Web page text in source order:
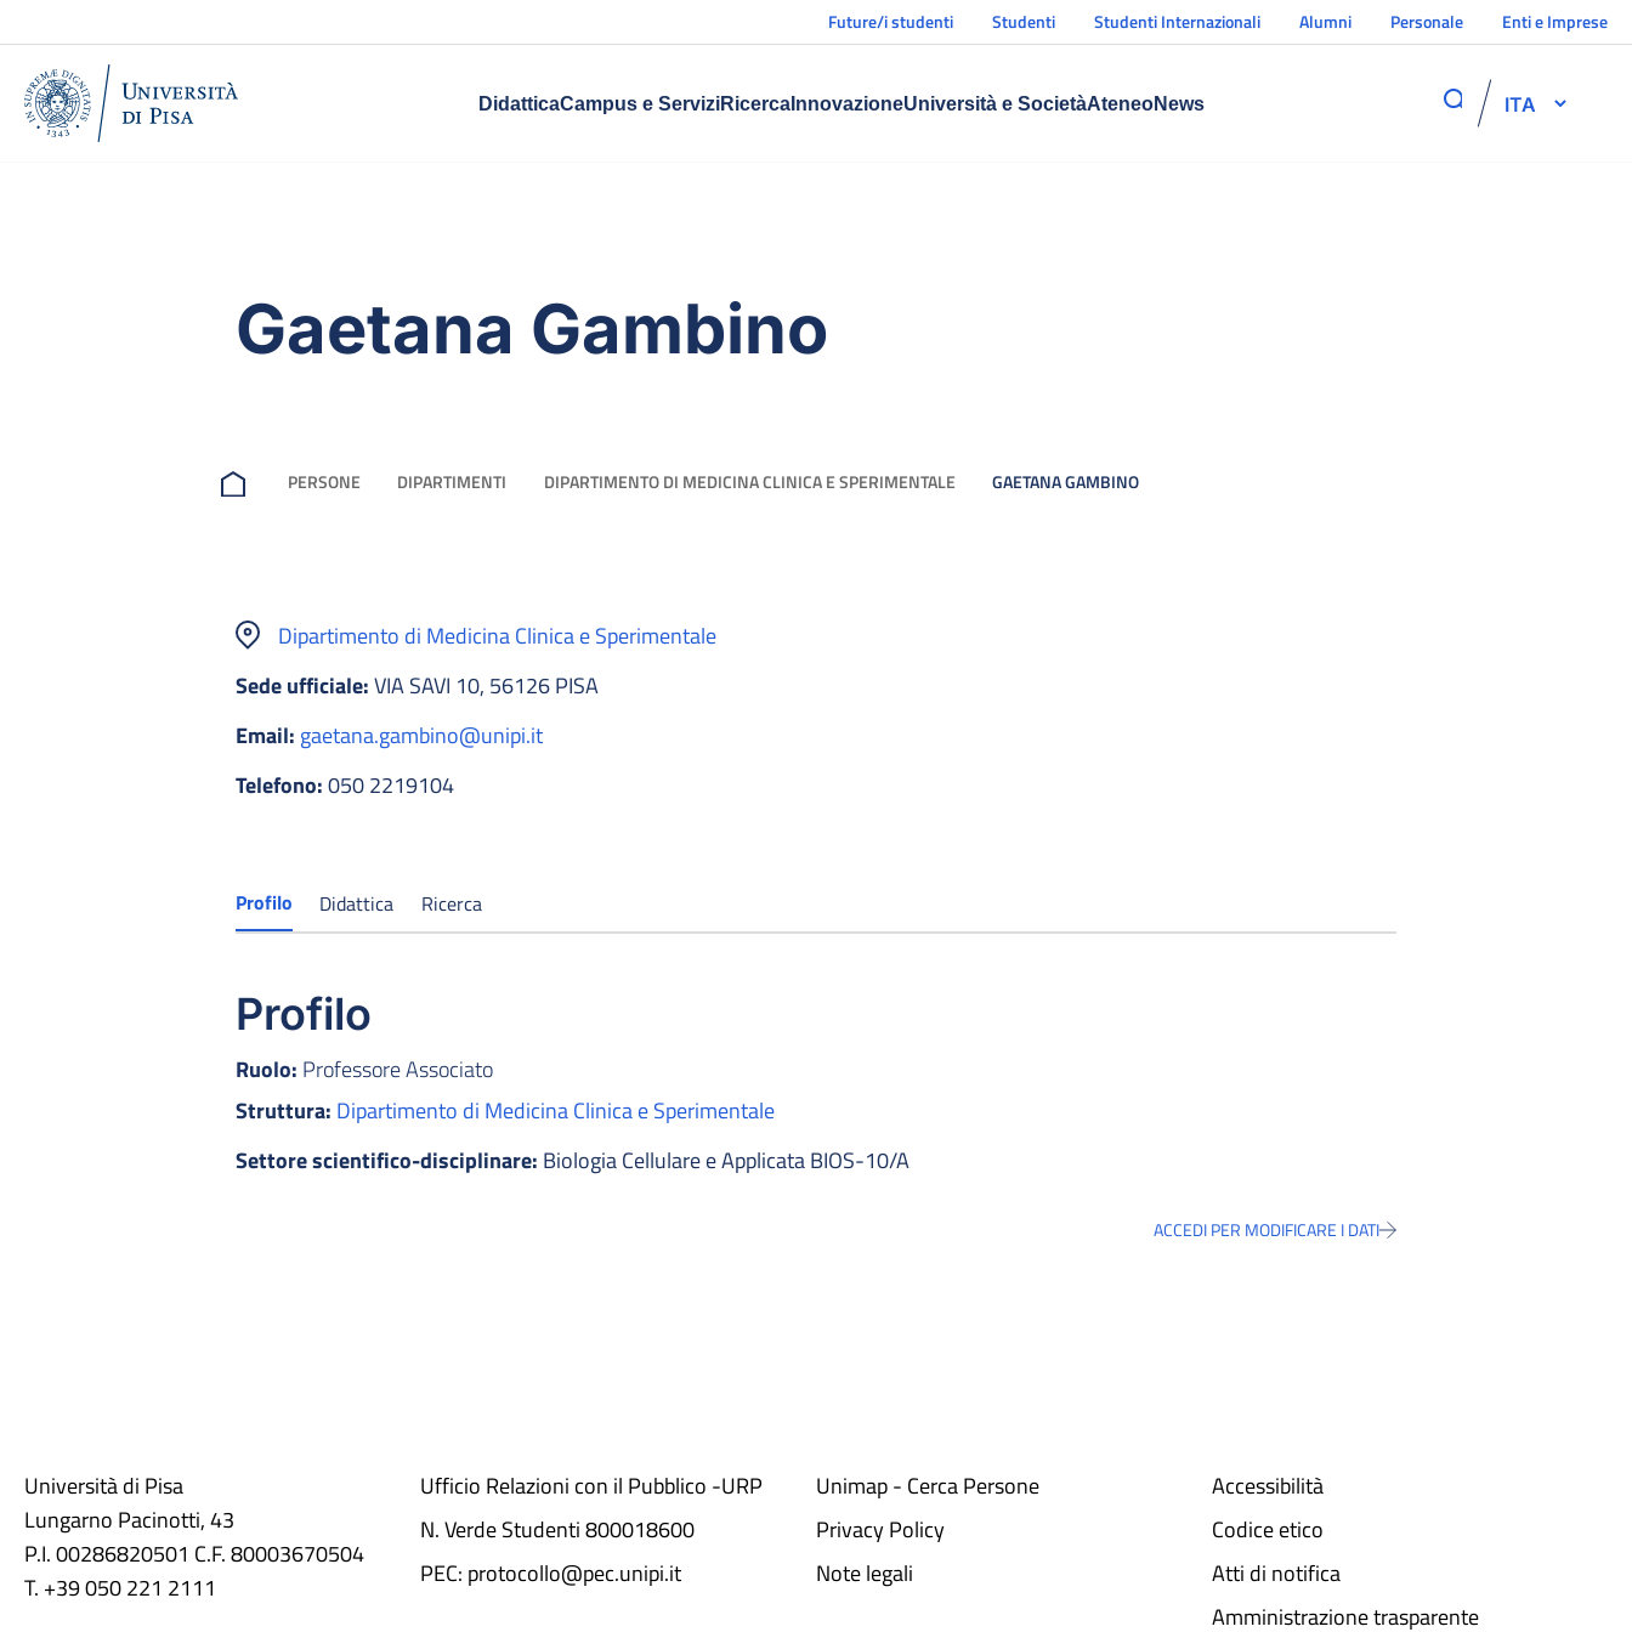
Future/i studenti Studenti Studenti Internazionali Alumni Personale Enti e Imprese
DidatticaCampus e ServiziRicercaInnovazioneUniversità e SocietàAteneoNews ITA
Gaetana Gambino
PERSONE DIPARTIMENTI DIPARTIMENTO DI MEDICINA CLINICA E SPERIMENTALE GAETANA GAMBINO
Dipartimento di Medicina Clinica e Sperimentale
Sede ufficiale:VIA SAVI 10, 56126 PISA
Email: gaetana.gambino@unipi.it
Telefono:050 2219104
Profilo Didattica Ricerca
Profilo
Ruolo: Professore Associato
Struttura: Dipartimento di Medicina Clinica e Sperimentale
Settore scientifico-disciplinare: Biologia Cellulare e Applicata BIOS-10/A
ACCEDI PER MODIFICARE I DATI
Università di Pisa
Lungarno Pacinotti, 43
P.I. 00286820501 C.F. 80003670504
T. +39 050 221 2111
Ufficio Relazioni con il Pubblico -URP
N. Verde Studenti 800018600​
PEC: protocollo@pec.unipi.it
Unimap - Cerca Persone
Privacy Policy
Note legali
Accessibilità
Codice etico
Atti di notifica
Amministrazione trasparente